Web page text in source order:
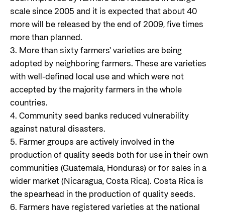
scale since 2005 and it is expected that about 40
more will be released by the end of 2009, five times
more than planned.
3. More than sixty farmers' varieties are being
adopted by neighboring farmers. These are varieties
with well-defined local use and which were not
accepted by the majority farmers in the whole
countries.
4. Community seed banks reduced vulnerability
against natural disasters.
5. Farmer groups are actively involved in the
production of quality seeds both for use in their own
communities (Guatemala, Honduras) or for sales in a
wider market (Nicaragua, Costa Rica). Costa Rica is
the spearhead in the production of quality seeds.
6. Farmers have registered varieties at the national